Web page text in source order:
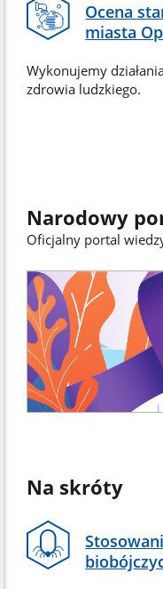
Ocena
miasta
Wykonujemy
zdrowia ludzkiego.
Narodowy
Oficjalny portal
Na skróty